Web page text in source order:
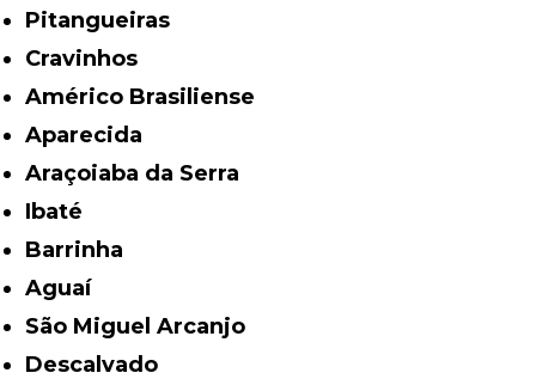
Pitangueiras
Cravinhos
Américo Brasiliense
Aparecida
Araçoiaba da Serra
Ibaté
Barrinha
Aguaí
São Miguel Arcanjo
Descalvado